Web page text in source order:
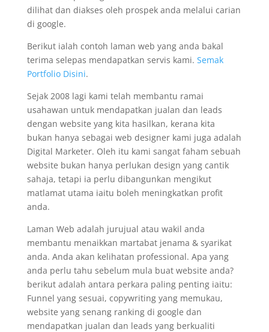
dilihat dan diakses oleh prospek anda melalui carian
di google.
Berikut ialah contoh laman web yang anda bakal
terima selepas mendapatkan servis kami. Semak
Portfolio Disini.
Sejak 2008 lagi kami telah membantu ramai
usahawan untuk mendapatkan jualan dan leads
dengan website yang kita hasilkan, kerana kita
bukan hanya sebagai web designer kami juga adalah
Digital Marketer. Oleh itu kami sangat faham sebuah
website bukan hanya perlukan design yang cantik
sahaja, tetapi ia perlu dibangunkan mengikut
matlamat utama iaitu boleh meningkatkan profit
anda.
Laman Web adalah jurujual atau wakil anda
membantu menaikkan martabat jenama & syarikat
anda. Anda akan kelihatan professional. Apa yang
anda perlu tahu sebelum mula buat website anda?
berikut adalah antara perkara paling penting iaitu:
Funnel yang sesuai, copywriting yang memukau,
website yang senang ranking di google dan
mendapatkan jualan dan leads yang berkualiti